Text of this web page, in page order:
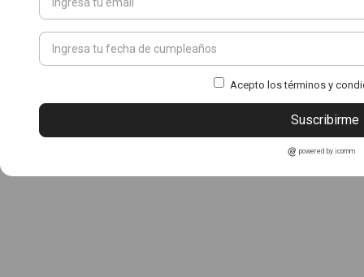
Acepto los términos y
Suscribirme
powered by icomm